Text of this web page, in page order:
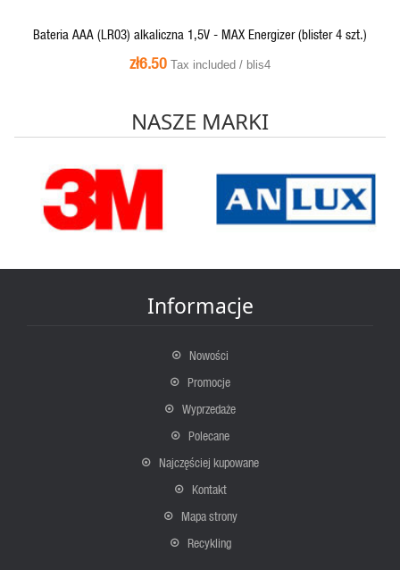
Bateria AAA (LR03) alkaliczna 1,5V - MAX Energizer (blister 4 szt.)
zł6.50 Tax included / blis4
NASZE MARKI
Informacje
Nowości
Promocje
Wyprzedaże
Polecane
Najczęściej kupowane
Kontakt
Mapa strony
Recykling